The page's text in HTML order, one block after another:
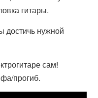
гитары.
достичь нужной
сам!
прогиб.